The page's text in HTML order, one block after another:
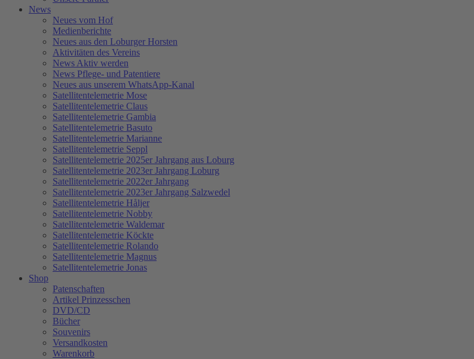
News
Neues vom Hof
Medienberichte
Neues aus den Loburger Horsten
Aktivitäten des Vereins
News Aktiv werden
News Pflege- und Patentiere
Neues aus unserem WhatsApp-Kanal
Satellitentelemetrie Mose
Satellitentelemetrie Claus
Satellitentelemetrie Gambia
Satellitentelemetrie Basuto
Satellitentelemetrie Marianne
Satellitentelemetrie Seppl
Satellitentelemetrie 2025er Jahrgang aus Loburg
Satellitentelemetrie 2023er Jahrgang Loburg
Satellitentelemetrie 2022er Jahrgang
Satellitentelemetrie 2023er Jahrgang Salzwedel
Satellitentelemetrie Håljer
Satellitentelemetrie Nobby
Satellitentelemetrie Waldemar
Satellitentelemetrie Köckte
Satellitentelemetrie Rolando
Satellitentelemetrie Magnus
Satellitentelemetrie Jonas
Shop
Patenschaften
Artikel Prinzesschen
DVD/CD
Bücher
Souvenirs
Versandkosten
Warenkorb